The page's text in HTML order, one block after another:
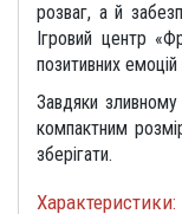
розваг, а й
Ігровий центр
позитивних
Завдяки
компактним
зберігати.
Характеристики: